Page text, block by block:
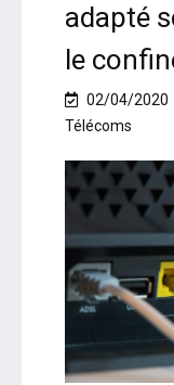
adapté
le
02/04/2020
Télécoms